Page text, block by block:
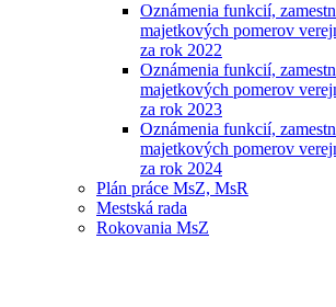
Oznámenia funkcií,
majetkových pomerov
za rok 2022
Oznámenia funkcií,
majetkových pomerov
za rok 2023
Oznámenia funkcií,
majetkových pomerov
za rok 2024
Plán práce MsZ, MsR
Mestská rada
Rokovania MsZ